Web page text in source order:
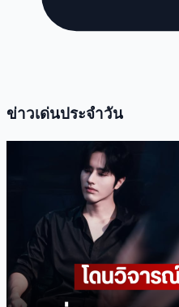
ข่าวเด่นประจำวัน